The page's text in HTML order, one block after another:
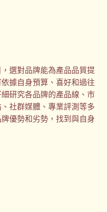
選對品牌能為產品品質提
據自身預算、喜好和過往
研究各品牌的產品線、市
社群媒體、專業評測等多
優勢和劣勢，找到與自身